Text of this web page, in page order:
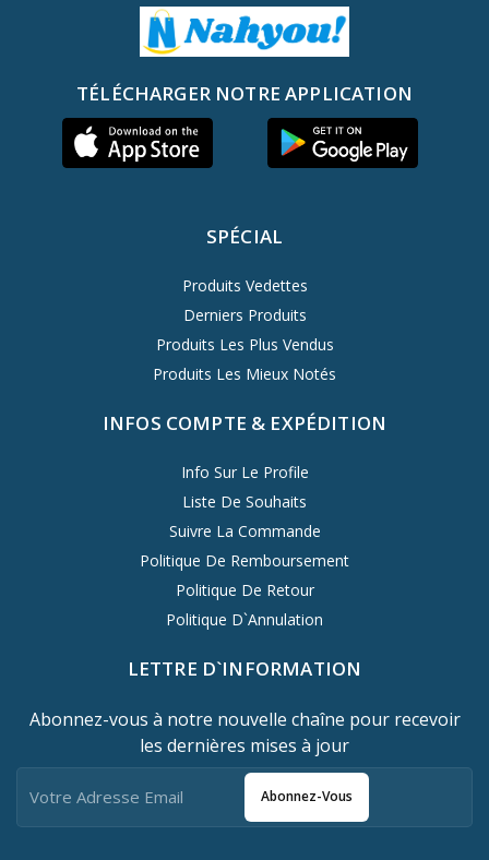
TÉLÉCHARGER NOTRE APPLICATION
SPÉCIAL
Produits Vedettes
Derniers Produits
Produits Les Plus Vendus
Produits Les Mieux Notés
INFOS COMPTE & EXPÉDITION
Info Sur Le Profile
Liste De Souhaits
Suivre La Commande
Politique De Remboursement
Politique De Retour
Politique D`Annulation
LETTRE D`INFORMATION
Abonnez-vous à notre nouvelle chaîne pour recevoir
les dernières mises à jour
Abonnez-Vous